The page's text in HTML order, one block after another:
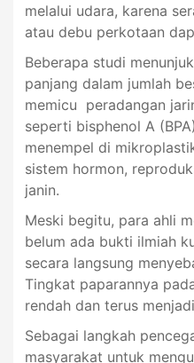
melalui udara, karena
atau debu perkotaan
Beberapa studi
panjang dalam jumlah
memicu peradangan
seperti bisphenol A
menempel di
sistem hormon,
janin.
Meski begitu, para ahli
belum ada bukti ilmiah
secara langsung
Tingkat paparannya
rendah dan terus
Sebagai langkah
masyarakat untuk